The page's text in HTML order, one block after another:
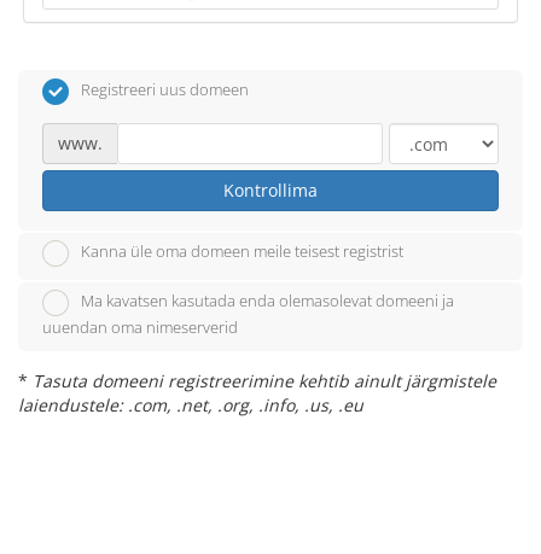
Registreeri uus domeen
www.
Kontrollima
Kanna üle oma domeen meile teisest registrist
Ma kavatsen kasutada enda olemasolevat domeeni ja
uuendan oma nimeserverid
* Tasuta domeeni registreerimine kehtib ainult järgmistele
laiendustele: .com, .net, .org, .info, .us, .eu